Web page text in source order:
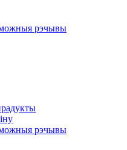
рэчывы
рэчывы